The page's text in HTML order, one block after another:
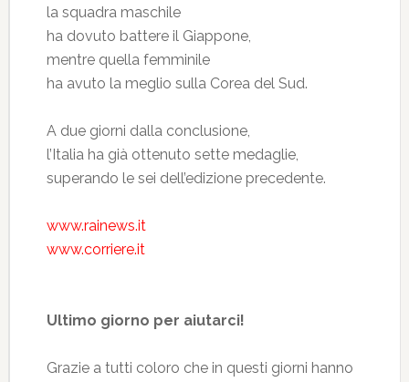
la squadra maschile
ha dovuto battere il Giappone,
mentre quella femminile
ha avuto la meglio sulla Corea del Sud.
A due giorni dalla conclusione,
l’Italia ha già ottenuto sette medaglie,
superando le sei dell’edizione precedente.
www.rainews.it
www.corriere.it
Ultimo giorno per aiutarci!
Grazie a tutti coloro che in questi giorni hanno